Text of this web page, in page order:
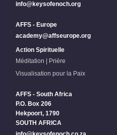
info@keysofenoch.org
AFFS - Europe
academy@affseurope.org
Action Spirituelle
Méditation | Prière
Visualisation pour la Paix
AFFS - South Africa
P.O. Box 206
Hekpoort, 1790
SOUTH AFRICA